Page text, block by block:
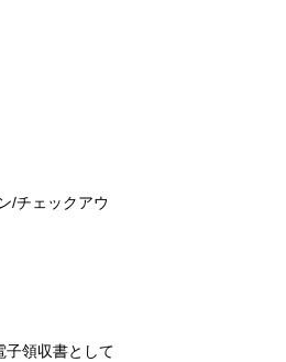
/チェックアウ
子領収書として